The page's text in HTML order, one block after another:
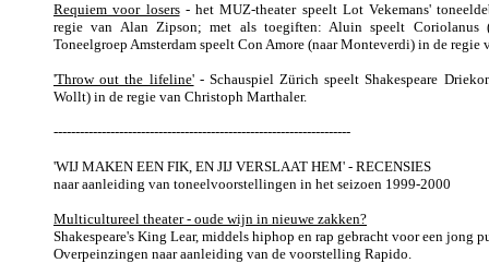
Requiem voor losers- het MUZ-theater speelt Lot Vekemans'
regie van Alan Zipson; met als toegiften: Aluin speelt Coriolanus
Toneelgroep Amsterdam speelt Con Amore (naar Monteverdi) in de regie
'Throw out the lifeline'- Schauspiel Zürich speelt Shakespeare
Wollt) in de regie van Christoph Marthaler.
--------------------------------------------------------------------
'WIJ MAKEN EEN FIK, EN JIJ VERSLAAT HEM' - RECENSIES
naar aanleiding van toneelvoorstellingen in het seizoen 1999-2000
Multicultureel theater - oude wijn in nieuwe zakken?
Shakespeare's King Lear, middels hiphop en rap gebracht voor een jong
Overpeinzingen naar aanleiding van de voorstelling Rapido.